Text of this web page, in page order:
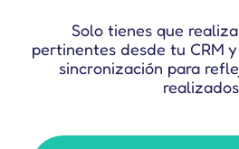
Solo tienes que
pertinentes desde tu CRM
sincronización para